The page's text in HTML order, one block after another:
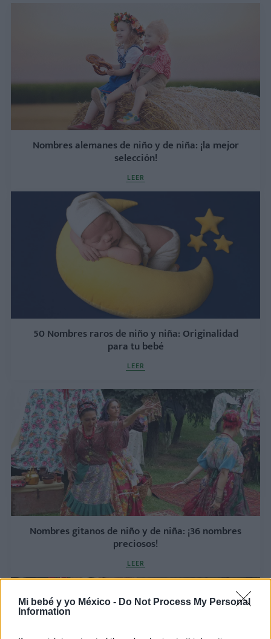
Mi bebé y yo México - Do Not Process My Personal
Information
Nombres alemanes de niño y de niña: ¡la mejor
selección!
LEER
50 Nombres raros de niño y niña: Originalidad
para tu bebé
LEER
Nombres gitanos de niño y de niña: ¡36 nombres
preciosos!
LEER